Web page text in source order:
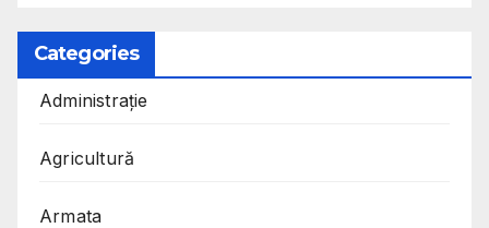
Categories
Administrație
Agricultură
Armata